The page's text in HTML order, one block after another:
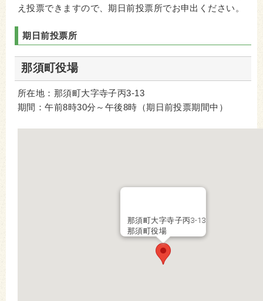
え投票できますので、期日前投票所でお申出ください。
期日前投票所
那須町役場
所在地：那須町大字寺子丙3-13
期間：午前8時30分～午後8時（期日前投票期間中）
那須町大字寺子丙3-13
那須町役場